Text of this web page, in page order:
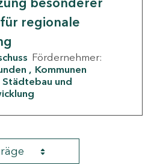
regionale
Fördernehmer:
Kommunen
Städtebau und